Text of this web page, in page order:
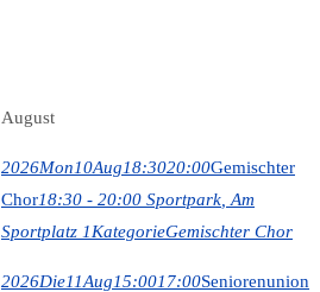
August
2026Mon10Aug18:3020:00Gemischter
Chor18:30 - 20:00 Sportpark , Am
Sportplatz 1KategorieGemischter Chor
2026Die11Aug15:0017:00Seniorenunion